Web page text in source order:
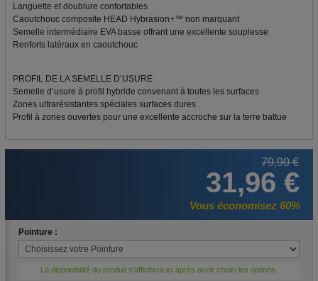
Languette et doublure confortables
Caoutchouc composite HEAD Hybrasion+™ non marquant
Semelle intermédiaire EVA basse offrant une excellente souplesse
Renforts latéraux en caoutchouc
PROFIL DE LA SEMELLE D’USURE
Semelle d’usure à profil hybride convenant à toutes les surfaces
Zones ultrarésistantes spéciales surfaces dures
Profil à zones ouvertes pour une excellente accroche sur la terre battue
79,90 €
31,96 €
Vous économisez 60%
Pointure :
La disponibilité du produit s'affichera ici après avoir choisi les options.